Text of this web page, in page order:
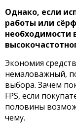
Однако, если
работы или
необходимости
Экономия
немаловажный,
выбора. Зачем
FPS, если
половины
чему.